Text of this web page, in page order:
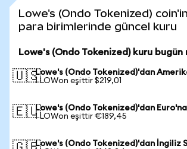
Lowe's (Ondo Tokenized)
para birimlerinde güncel kuru
Lowe's (Ondo Tokenized) kuru bugün
🇺🇸Lowe's (Ondo Tokenized)'dan
1 LOWon eşittir $219,01
🇪🇺Lowe's (Ondo Tokenized)'dan Euro'na
1 LOWon eşittir €189,45
Lowe's (Ondo Tokenized)'dan İngiliz